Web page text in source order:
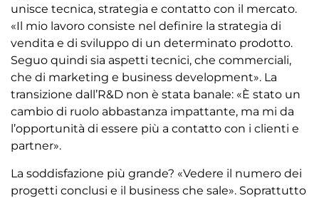
unisce tecnica, strategia e contatto con il mercato.
«Il mio lavoro consiste nel definire la strategia di
vendita e di sviluppo di un determinato prodotto.
Seguo quindi sia aspetti tecnici, che commerciali,
che di marketing e business development». La
transizione dall’R&D non è stata banale: «È stato un
cambio di ruolo abbastanza impattante, ma mi da
l’opportunità di essere più a contatto con i clienti e
partner».
La soddisfazione più grande? «Vedere il numero dei
progetti conclusi e il business che sale». Soprattutto